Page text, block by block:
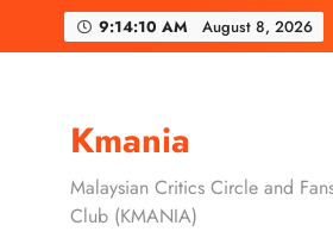
9:14:12 AM August 8, 2026
Kmania
Malaysian Critics Circle and
Club (KMANIA)